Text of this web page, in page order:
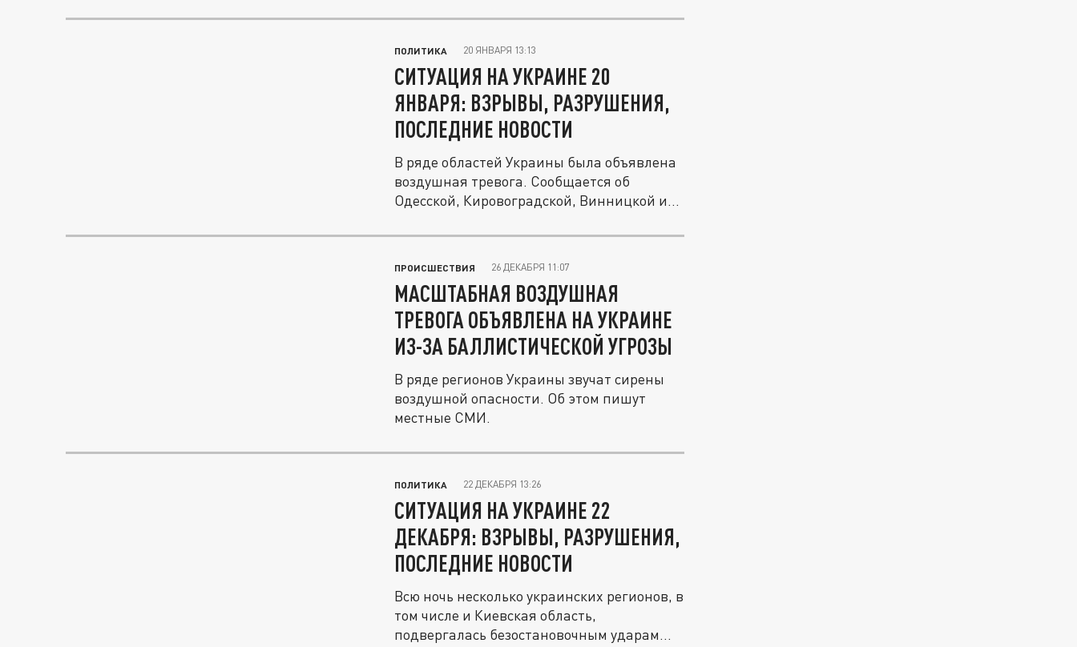
ПОЛИТИКА 20 ЯНВАРЯ 13:13
СИТУАЦИЯ НА УКРАИНЕ 20
ЯНВАРЯ: ВЗРЫВЫ, РАЗРУШЕНИЯ,
ПОСЛЕДНИЕ НОВОСТИ
В ряде областей Украины была объявлена
воздушная тревога. Сообщается об
Одесской, Кировоградской, Винницкой и...
ПРОИСШЕСТВИЯ 26 ДЕКАБРЯ 11:07
МАСШТАБНАЯ ВОЗДУШНАЯ
ТРЕВОГА ОБЪЯВЛЕНА НА УКРАИНЕ
ИЗ-ЗА БАЛЛИСТИЧЕСКОЙ УГРОЗЫ
В ряде регионов Украины звучат сирены
воздушной опасности. Об этом пишут
местные СМИ.
ПОЛИТИКА 22 ДЕКАБРЯ 13:26
СИТУАЦИЯ НА УКРАИНЕ 22
ДЕКАБРЯ: ВЗРЫВЫ, РАЗРУШЕНИЯ,
ПОСЛЕДНИЕ НОВОСТИ
Всю ночь несколько украинских регионов, в
том числе и Киевская область,
подвергалась безостановочным ударам...